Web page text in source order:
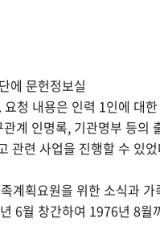
에 문헌정보실
청 내용은 인력 1인에 대한
계 인명록, 기관명부 등의
관련 사업을 진행할 수 있
계획요원을 위한 소식과 가
6월 창간하여 1976년 8월